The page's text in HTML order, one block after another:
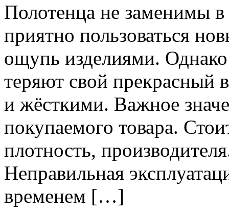
Полотенца не заменимы
приятно пользоваться
ощупь изделиями.
теряют свой прекрасный
и жёсткими. Важное
покупаемого товара.
плотность,
Неправильная
временем […]